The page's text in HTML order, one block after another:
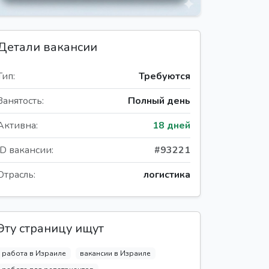
вакансии
Требуются
Полный день
18 дней
вакансии:
#93221
логистика
страницу ищут
работа в Израиле
вакансии в Израиле